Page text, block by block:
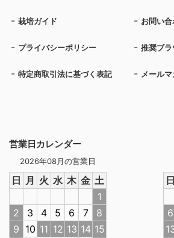
営業日カレンダー
2026年08月の営業日
日 月 火 水 木 金 土
1
2
3 4 5 6 7
8
9 10 11 12 13 14 15
日
6
栽培ガイド お問い
プライバシーポリシー 推奨ブ
特定商取引法に基づく表記 メール